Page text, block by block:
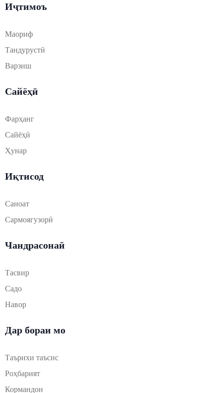
Иҷтимоъ
Маориф
Тандурустӣ
Варзиш
Сайёҳӣ
Фарҳанг
Сайёҳӣ
Ҳунар
Иқтисод
Саноат
Сармоягузорӣ
Чандрасонаӣ
Тасвир
Садо
Навор
Дар бораи мо
Таърихи таъсис
Роҳбарият
Кормандон